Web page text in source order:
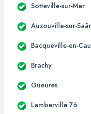
Sotteville-sur-Mer
Auzouville-sur-
Bacqueville-en-
Brachy
Gueures
Lamberville 76